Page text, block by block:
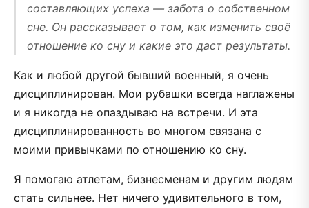
составляющих успеха — забота о собственном
сне. Он рассказывает о том, как изменить своё
отношение ко сну и какие это даст результаты.
Как и любой другой бывший военный, я очень
дисциплинирован. Мои рубашки всегда наглажены
и я никогда не опаздываю на встречи. И эта
дисциплинированность во многом связана с
моими привычками по отношению ко сну.
Я помогаю атлетам, бизнесменам и другим людям
стать сильнее. Нет ничего удивительного в том,